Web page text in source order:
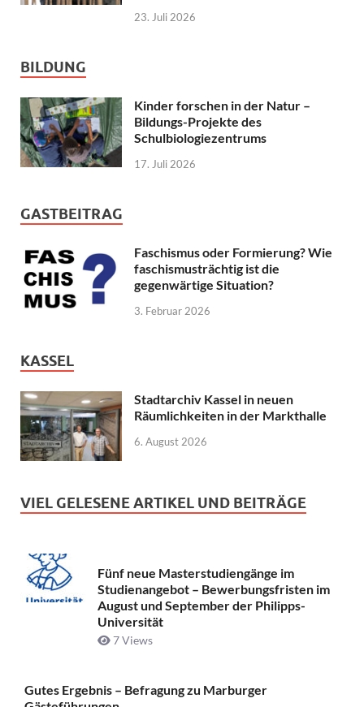
23. Juli 2026
BILDUNG
Kinder forschen in der Natur –
Bildungs-Projekte des
Schulbiologiezentrums
17. Juli 2026
GASTBEITRAG
Faschismus oder Formierung? Wie
faschismusträchtig ist die
gegenwärtige Situation?
3. Februar 2026
KASSEL
Stadtarchiv Kassel in neuen
Räumlichkeiten in der Markthalle
6. August 2026
VIEL GELESENE ARTIKEL UND BEITRÄGE
Fünf neue Masterstudiengänge im
Studienangebot – Bewerbungsfristen im
August und September der Philipps-
Universität
7 Views
Gutes Ergebnis – Befragung zu Marburger